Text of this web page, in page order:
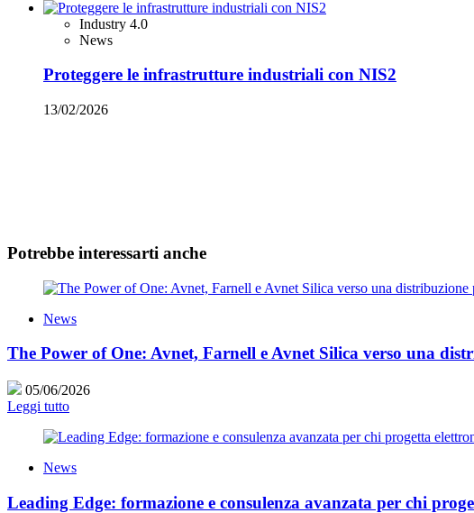
Industry 4.0
News
Proteggere le infrastrutture industriali con NIS2
13/02/2026
Potrebbe interessarti anche
News
The Power of One: Avnet, Farnell e Avnet Silica verso una
05/06/2026
Leggi tutto
News
Leading Edge: formazione e consulenza avanzata per chi